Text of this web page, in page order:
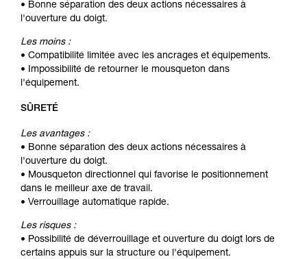
• Bonne séparation des deux actions nécessaires à
l'ouverture du doigt.
Les moins :
• Compatibilité limitée avec les ancrages et équipements.
• Impossibilité de retourner le mousqueton dans
l'équipement.
SÛRETÉ
Les avantages :
• Bonne séparation des deux actions nécessaires à
l'ouverture du doigt.
• Mousqueton directionnel qui favorise le positionnement
dans le meilleur axe de travail.
• Verrouillage automatique rapide.
Les risques :
• Possibilité de déverrouillage et ouverture du doigt lors de
certains appuis sur la structure ou l'équipement.